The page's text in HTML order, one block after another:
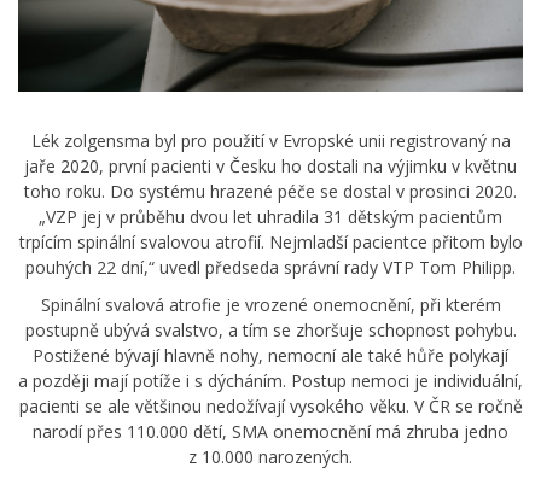
Lék zolgensma byl pro použití v Evropské unii registrovaný na
jaře 2020, první pacienti v Česku ho dostali na výjimku v květnu
toho roku. Do systému hrazené péče se dostal v prosinci 2020.
„VZP jej v průběhu dvou let uhradila 31 dětským pacientům
trpícím spinální svalovou atrofií. Nejmladší pacientce přitom bylo
pouhých 22 dní,“ uvedl předseda správní rady VTP Tom Philipp.
Spinální svalová atrofie je vrozené onemocnění, při kterém
postupně ubývá svalstvo, a tím se zhoršuje schopnost pohybu.
Postižené bývají hlavně nohy, nemocní ale také hůře polykají
a později mají potíže i s dýcháním. Postup nemoci je individuální,
pacienti se ale většinou nedožívají vysokého věku. V ČR se ročně
narodí přes 110.000 dětí, SMA onemocnění má zhruba jedno
z 10.000 narozených.